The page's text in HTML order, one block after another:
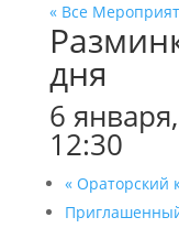
« Все
дня
6
12:30
«Ораторский